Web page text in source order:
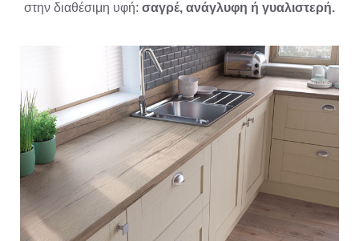
στην διαθέσιμη υφή: σαγρέ, ανάγλυφη ή γυαλιστερή.